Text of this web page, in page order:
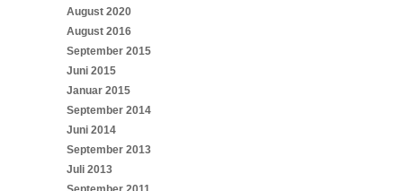
August 2020
August 2016
September 2015
Juni 2015
Januar 2015
September 2014
Juni 2014
September 2013
Juli 2013